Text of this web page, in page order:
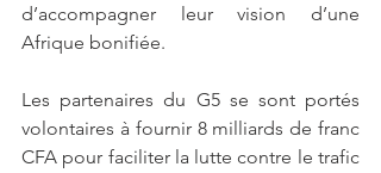
d’accompagner leur vision d’une
Afrique bonifiée.
Les partenaires du G5 se sont portés
volontaires à fournir 8 milliards de franc
CFA pour faciliter la lutte contre le trafic